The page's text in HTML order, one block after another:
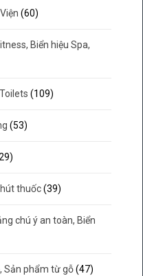
(60)
Biển hiệu Spa,
(109)
(53)
thuốc (39)
chú ý an toàn, Biển
Sản phẩm từ gỗ (47)